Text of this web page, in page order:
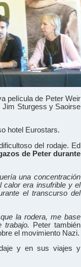
película de Peter Weir
Jim Sturgess y Saoirse
hotel Eurostars.
del rodaje. Ed
de Peter durante
una concentración
calor era insufrible y el
el transcurso del
la rodera, me base
trabajo. Peter también
el movimiento Nazi.
y en sus viajes y